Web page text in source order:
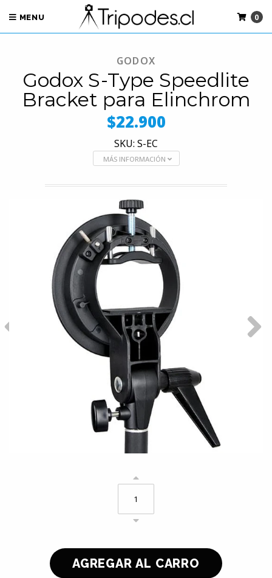
MENU 0
GODOX
Godox S-Type Speedlite
Bracket para Elinchrom
$22.900
SKU: S-EC
MÁS INFORMACIÓN